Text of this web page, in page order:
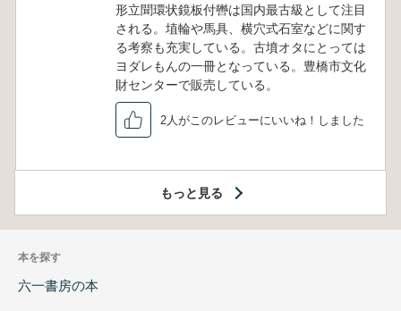
形立聞環状鏡板付轡は国内最古級として注目
される。埴輪や馬具、横穴式石室などに関す
る考察も充実している。古墳オタにとっては
ヨダレもんの一冊となっている。豊橋市文化
財センターで販売している。
2人がこのレビューにいいね！しました
もっと見る
本を探す
六一書房の本